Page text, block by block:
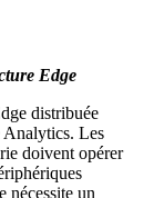
Edge
distribuée
Analytics. Les
doivent opérer
nécessite un